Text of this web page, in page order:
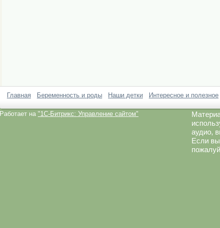
Главная Беременность и роды Наши детки Интересное и полезное
Работает на "1C-Битрикс: Управление сайтом"
аудио,
Если вы